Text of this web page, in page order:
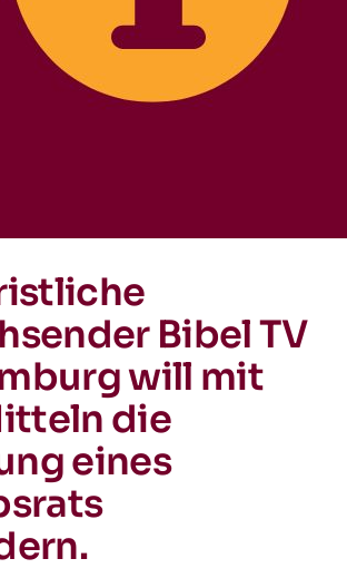
Bibel TV
will mit
die
eines